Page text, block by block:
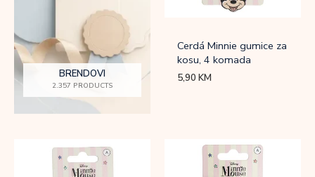
BRENDOVI
2.357 PRODUCTS
Cerdá Minnie gumice za
kosu, 4 komada
5,90KM